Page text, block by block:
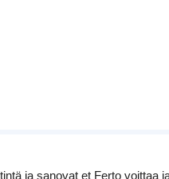
ja sanovat et Ferto voittaa